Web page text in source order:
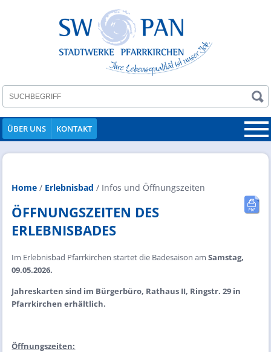
ÜBER UNS KONTAKT
Home / Erlebnisbad / Infos und Öffnungszeiten
ÖFFNUNGSZEITEN DES
ERLEBNISBADES
Im Erlebnisbad Pfarrkirchen startet die Badesaison amSamstag,
09.05.2026.
Jahreskarten sind im Bürgerbüro, Rathaus II, Ringstr. 29 in
Pfarrkirchen erhältlich.
Öffnungszeiten: